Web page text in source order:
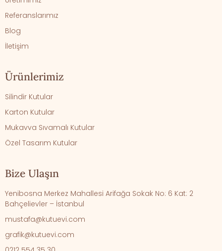
Referanslarımız
Blog
İletişim
Ürünlerimiz
Silindir Kutular
Karton Kutular
Mukavva Sıvamalı Kutular
Özel Tasarım Kutular
Bize Ulaşın
Yenibosna Merkez Mahallesi Arifağa Sokak No: 6 Kat: 2
Bahçelievler – İstanbul
mustafa@kutuevi.com
grafik@kutuevi.com